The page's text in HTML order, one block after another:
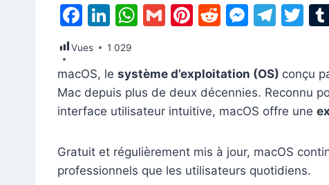
F
c
e
b
o
o
k
Li
n
k
e
dI
W
s
A
p
p
G
l
Pi
e
st
R
di
t
M
s
e
n
g
er
T
gr
a
m
T
er
Vues 1 029
macOS, le système d’exploitation (OS) conçu
Mac depuis plus de deux décennies. Reconnu
interface utilisateur intuitive, macOS offre une
Gratuit et régulièrement mis à jour, macOS
professionnels que les utilisateurs quotidiens.